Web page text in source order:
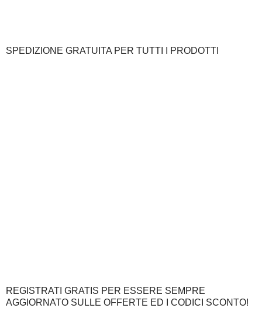
SPEDIZIONE GRATUITA PER TUTTI I PRODOTTI
REGISTRATI GRATIS PER ESSERE SEMPRE
AGGIORNATO SULLE OFFERTE ED I CODICI SCONTO!